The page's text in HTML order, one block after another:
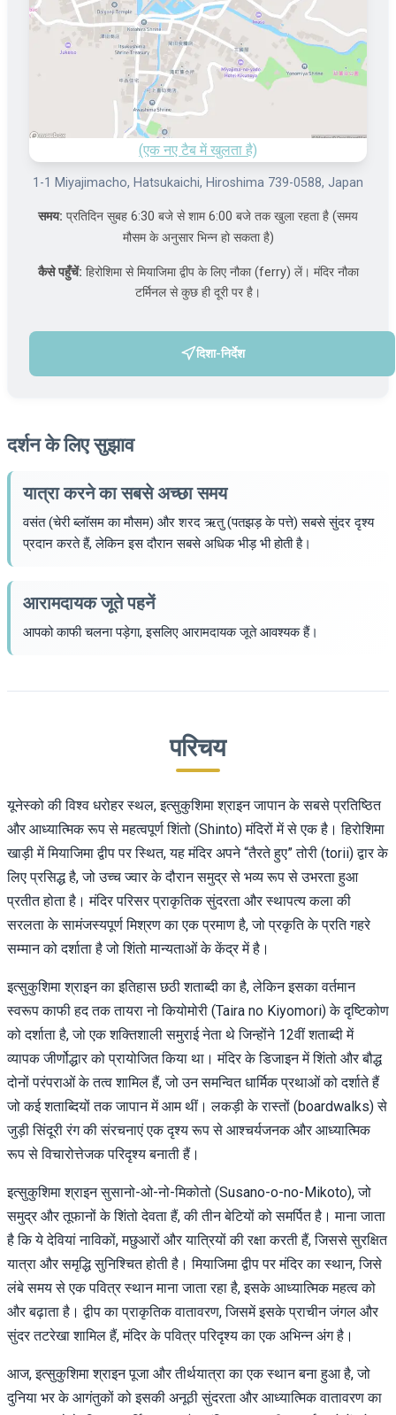
(एक नए टैब में खुलता है)
1-1 Miyajimacho, Hatsukaichi, Hiroshima 739-0588, Japan
समय: प्रतिदिन सुबह 6:30 बजे से शाम 6:00 बजे तक खुला रहता है (समय
मौसम के अनुसार भिन्न हो सकता है)
कैसे पहुँचें: हिरोशिमा से मियाजिमा द्वीप के लिए नौका (ferry) लें। मंदिर नौका
टर्मिनल से कुछ ही दूरी पर है।
दिशा-निर्देश
(एक नए टैब में खुलता है)
दर्शन के लिए सुझाव
यात्रा करने का सबसे अच्छा समय
वसंत (चेरी ब्लॉसम का मौसम) और शरद ऋतु (पतझड़ के पत्ते) सबसे सुंदर दृश्य
प्रदान करते हैं, लेकिन इस दौरान सबसे अधिक भीड़ भी होती है।
आरामदायक जूते पहनें
आपको काफी चलना पड़ेगा, इसलिए आरामदायक जूते आवश्यक हैं।
परिचय
यूनेस्को की विश्व धरोहर स्थल, इत्सुकुशिमा श्राइन जापान के सबसे प्रतिष्ठित
और आध्यात्मिक रूप से महत्वपूर्ण शिंतो (Shinto) मंदिरों में से एक है। हिरोशिमा
खाड़ी में मियाजिमा द्वीप पर स्थित, यह मंदिर अपने “तैरते हुए” तोरी (torii) द्वार के
लिए प्रसिद्ध है, जो उच्च ज्वार के दौरान समुद्र से भव्य रूप से उभरता हुआ
प्रतीत होता है। मंदिर परिसर प्राकृतिक सुंदरता और स्थापत्य कला की
सरलता के सामंजस्यपूर्ण मिश्रण का एक प्रमाण है, जो प्रकृति के प्रति गहरे
सम्मान को दर्शाता है जो शिंतो मान्यताओं के केंद्र में है।
इत्सुकुशिमा श्राइन का इतिहास छठी शताब्दी का है, लेकिन इसका वर्तमान
स्वरूप काफी हद तक तायरा नो कियोमोरी (Taira no Kiyomori) के दृष्टिकोण
को दर्शाता है, जो एक शक्तिशाली समुराई नेता थे जिन्होंने 12वीं शताब्दी में
व्यापक जीर्णोद्धार को प्रायोजित किया था। मंदिर के डिजाइन में शिंतो और बौद्ध
दोनों परंपराओं के तत्व शामिल हैं, जो उन समन्वित धार्मिक प्रथाओं को दर्शाते हैं
जो कई शताब्दियों तक जापान में आम थीं। लकड़ी के रास्तों (boardwalks) से
जुड़ी सिंदूरी रंग की संरचनाएं एक दृश्य रूप से आश्चर्यजनक और आध्यात्मिक
रूप से विचारोत्तेजक परिदृश्य बनाती हैं।
इत्सुकुशिमा श्राइन सुसानो-ओ-नो-मिकोतो (Susano-o-no-Mikoto), जो
समुद्र और तूफानों के शिंतो देवता हैं, की तीन बेटियों को समर्पित है। माना जाता
है कि ये देवियां नाविकों, मछुआरों और यात्रियों की रक्षा करती हैं, जिससे सुरक्षित
यात्रा और समृद्धि सुनिश्चित होती है। मियाजिमा द्वीप पर मंदिर का स्थान, जिसे
लंबे समय से एक पवित्र स्थान माना जाता रहा है, इसके आध्यात्मिक महत्व को
और बढ़ाता है। द्वीप का प्राकृतिक वातावरण, जिसमें इसके प्राचीन जंगल और
सुंदर तटरेखा शामिल हैं, मंदिर के पवित्र परिदृश्य का एक अभिन्न अंग है।
आज, इत्सुकुशिमा श्राइन पूजा और तीर्थयात्रा का एक स्थान बना हुआ है, जो
दुनिया भर के आगंतुकों को इसकी अनूठी सुंदरता और आध्यात्मिक वातावरण का